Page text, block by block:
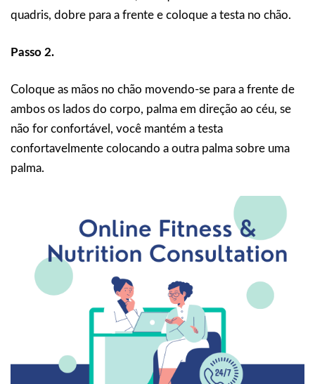
quadris, dobre para a frente e coloque a testa no chão.
Passo 2.
Coloque as mãos no chão movendo-se para a frente de
ambos os lados do corpo, palma em direção ao céu, se
não for confortável, você mantém a testa
confortavelmente colocando a outra palma sobre uma
palma.